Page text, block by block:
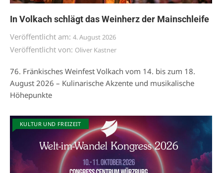
In Volkach schlägt das Weinherz der Mainschleife
Veröffentlicht am: 4. August 2026
Veröffentlicht von: Oliver Kastner
76. Fränkisches Weinfest Volkach vom 14. bis zum 18.
August 2026 – Kulinarische Akzente und musikalische
Höhepunkte
KULTUR UND FREIZEIT